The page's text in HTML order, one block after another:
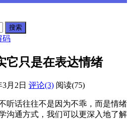
搜索
码
它只是在表达情绪
月2日 评论(3) 阅读(75)
听话往往不是因为不乖，而是情绪
沟通方式，我们可以更深入地了解